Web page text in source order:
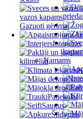
vazos kapams
Gazuoti gėrimai
Interjeras
kilimėliai
Patiekalai
Saugus
Šildymas
priedai
Namams